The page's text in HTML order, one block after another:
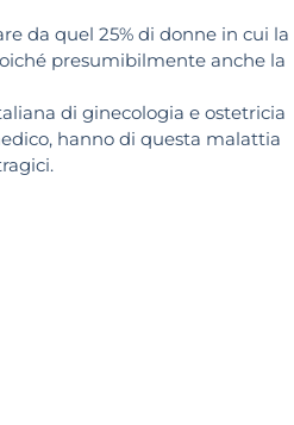
da quel 25% di donne in cui la
presumibilmente anche la
di ginecologia e ostetricia
hanno di questa malattia